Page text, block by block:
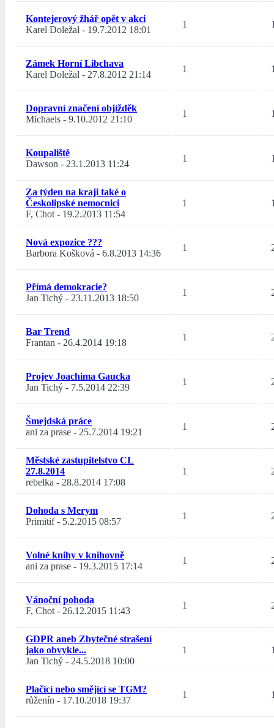
Kontejerový žhář opět v akci
Karel Doležal - 19.7.2012 18:01
1
Zámek Horní Libchava
Karel Doležal - 27.8.2012 21:14
1
Dopravní značení objížděk
Michaels - 9.10.2012 21:10
1
Koupaliště
Dawson - 23.1.2013 11:24
1
Za týden na kraji také o
Českolipské nemocnici
F, Chot- 19.2.2013 11:54
1
Nová expozice ???
Barbora Košková - 6.8.2013 14:36
1
Přímá demokracie?
Jan Tichý - 23.11.2013 18:50
1
Bar Trend
Frantan - 26.4.2014 19:18
1
Projev Joachima Gaucka
Jan Tichý - 7.5.2014 22:39
1
Šmejdská práce
ani za prase - 25.7.2014 19:21
1
Městské zastupitelstvo CL
27.8.2014
rebelka - 28.8.2014 17:08
1
Dohoda s Merym
Primitif- 5.2.2015 08:57
1
Volné knihy v knihovně
ani za prase - 19.3.2015 17:14
1
Vánoční pohoda
F, Chot- 26.12.2015 11:43
1
GDPR aneb Zbytečné strašení
jako obvykle...
Jan Tichý - 24.5.2018 10:00
1
Plačící nebo smějící se TGM?
růženín - 17.10.2018 19:37
1